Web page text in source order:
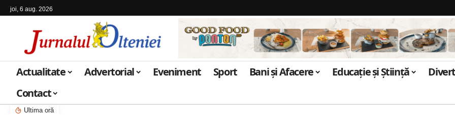
joi, 6 aug. 2026
Actualitate Advertorial Eveniment Sport Bani și Afacere Educație și Știință
Contact
Ultima oră